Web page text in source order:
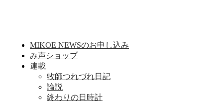
MIKOE NEWSのお申し込み
み声ショップ
連載
牧師つれづれ日記
論説
終わりの日時計